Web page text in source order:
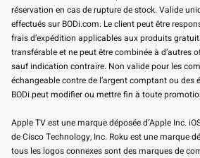
réservation en cas de rupture de stock. Valide
effectués sur BODi.com. Le client peut être
frais d’expédition applicables aux produits
transférable et ne peut être combinée à d’autres
sauf indication contraire. Non valide pour les
échangeable contre de l’argent comptant ou des
BODi peut modifier ou mettre fin à toute
Apple TV est une marque déposée d’Apple Inc.
de Cisco Technology, Inc. Roku est une marque
tous les logos connexes sont des marques de